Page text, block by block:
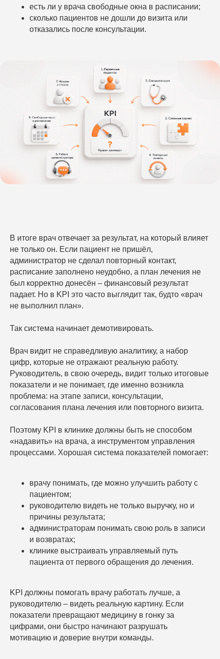
есть ли у врача свободные окна в расписании;
сколько пациентов не дошли до визита или
отказались после консультации.
В итоге врач отвечает за результат, на который влияет
не только он. Если пациент не пришёл,
администратор не сделал повторный контакт,
расписание заполнено неудобно, а план лечения не
был корректно донесён – финансовый результат
падает. Но в KPI это часто выглядит так, будто «врач
не выполнил план».
Так система начинает демотивировать.
Врач видит не справедливую аналитику, а набор
цифр, которые не отражают реальную работу.
Руководитель, в свою очередь, видит только итоговые
показатели и не понимает, где именно возникла
проблема: на этапе записи, консультации,
согласования плана лечения или повторного визита.
Поэтому KPI в клинике должны быть не способом
«надавить» на врача, а инструментом управления
процессами. Хорошая система показателей помогает:
врачу понимать, где можно улучшить работу с
пациентом;
руководителю видеть не только выручку, но и
причины результата;
администраторам понимать свою роль в записи
и возвратах;
клинике выстраивать управляемый путь
пациента от первого обращения до лечения.
KPI должны помогать врачу работать лучше, а
руководителю – видеть реальную картину. Если
показатели превращают медицину в гонку за
цифрами, они быстро начинают разрушать
мотивацию и доверие внутри команды.
Подключить